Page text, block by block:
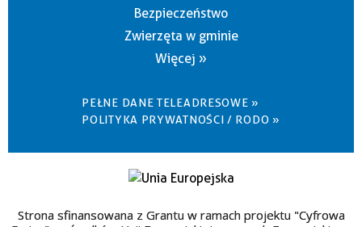
Bezpieczeństwo
Zwierzęta w gminie
Więcej »
PEŁNE DANE TELEADRESOWE »
POLITYKA PRYWATNOŚCI / RODO »
Strona sfinansowana z Grantu w ramach projektu "Cyfrowa